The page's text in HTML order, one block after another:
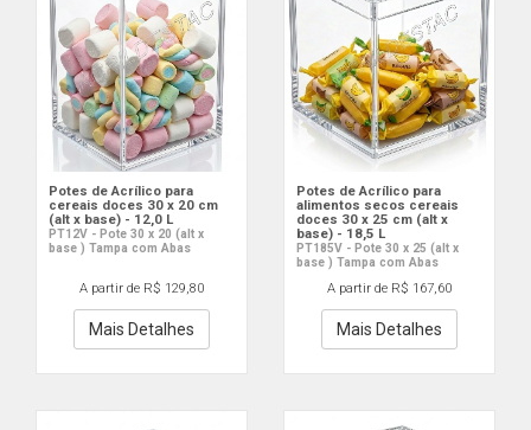
Potes de Acrílico para
cereais doces 30 x 20 cm
(alt x base) - 12,0 L
PT12V - Pote 30 x 20 (alt x
base ) Tampa com Abas
A partir de R$ 129,80
Mais Detalhes
Potes de Acrílico para
alimentos secos cereais
doces 30 x 25 cm (alt x
base) - 18,5 L
PT185V - Pote 30 x 25 (alt x
base ) Tampa com Abas
A partir de R$ 167,60
Mais Detalhes